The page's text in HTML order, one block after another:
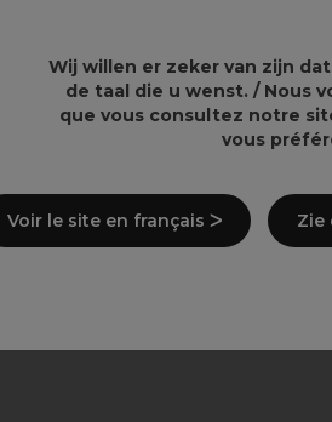
Slick-Backs
te stylen
Wij willen er zeker van zijn
de taal die u wenst. / Nous
que vous consultez notre
vous
Voir le site en français ᐳ Zie